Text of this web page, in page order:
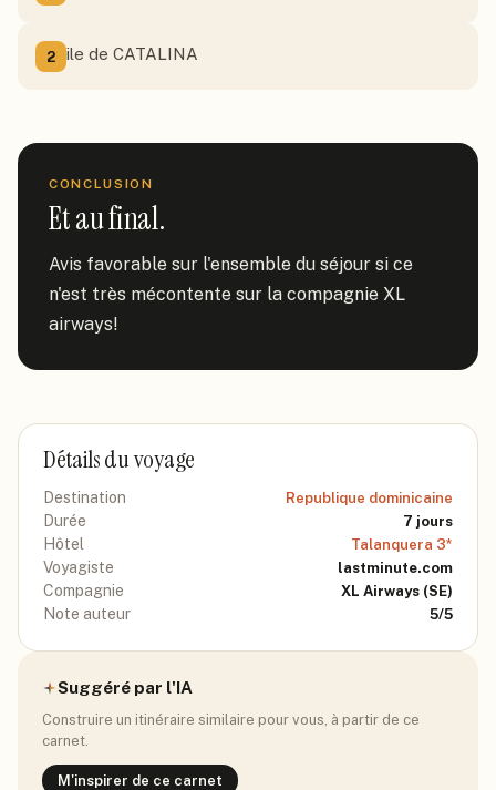
2 ile de CATALINA
CONCLUSION
Et au final.
Avis favorable sur l'ensemble du séjour si ce
n'est très mécontente sur la compagnie XL
airways!
Détails du voyage
Destination Republique dominicaine
Durée 7 jours
Hôtel Talanquera 3*
Voyagiste lastminute.com
Compagnie XL Airways (SE)
Note auteur 5/5
Suggéré par l'IA
Construire un itinéraire similaire pour vous, à partir de ce
carnet.
M'inspirer de ce carnet